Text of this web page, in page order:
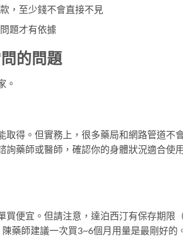
，至少錢不會直接不見
題才有依據
的問題
。
取得。但實務上，很多藥局和網路管道不
詢藥師或醫師，確認你的身體狀況適合使
買便宜。但請注意，達泊西汀有保存期限
藥師建議一次買3~6個月用量是最剛好的